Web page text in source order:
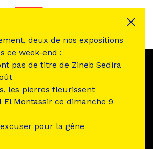
deux de nos expositions
ce week-end :
pas de titre de Zineb Sedira
les pierres fleurissent
El Montassir ce dimanche 9
pour la gêne
des cookies